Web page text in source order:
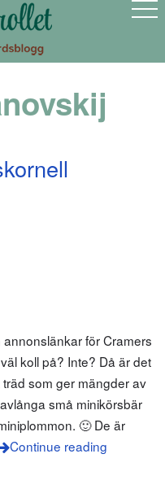
för Cramers
koll på? Inte? Då är det
som ger mängder av
små minikörsbär
🙂 De är
Continue reading